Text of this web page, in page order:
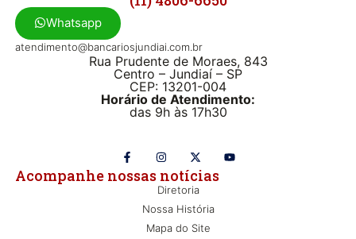
Diretoria
Nossa História
Mapa do Site
Acompanhe nossas notícias
Whatsapp
atendimento@bancariosjundiai.com.br
Rua Prudente de Moraes, 843
Centro – Jundiaí – SP
CEP: 13201-004
Horário de Atendimento:
das 9h às 17h30